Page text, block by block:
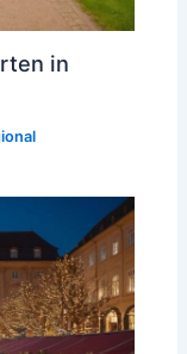
in